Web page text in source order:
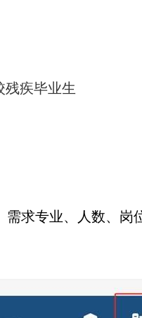
残疾毕业生
需求专业、人数、